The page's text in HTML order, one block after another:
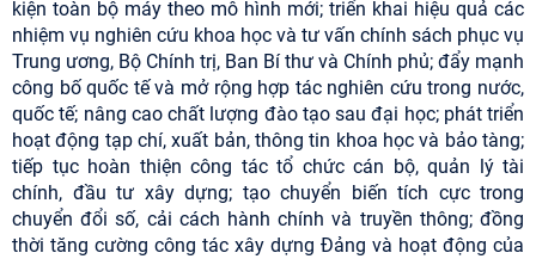
kiện toàn bộ máy theo mô hình mới; triển khai hiệu quả các
nhiệm vụ nghiên cứu khoa học và tư vấn chính sách phục vụ
Trung ương, Bộ Chính trị, Ban Bí thư và Chính phủ; đẩy mạnh
công bố quốc tế và mở rộng hợp tác nghiên cứu trong nước,
quốc tế; nâng cao chất lượng đào tạo sau đại học; phát triển
hoạt động tạp chí, xuất bản, thông tin khoa học và bảo tàng;
tiếp tục hoàn thiện công tác tổ chức cán bộ, quản lý tài
chính, đầu tư xây dựng; tạo chuyển biến tích cực trong
chuyển đổi số, cải cách hành chính và truyền thông; đồng
thời tăng cường công tác xây dựng Đảng và hoạt động của